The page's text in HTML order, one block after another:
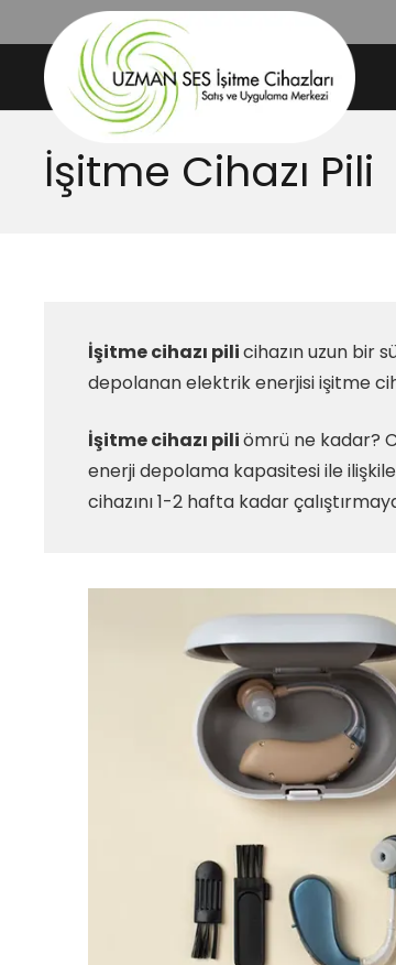
İşitme Cihazı Pili
İşitme cihazı pilicihazın uzun bir
depolanan elektrik enerjisi işitme
İşitme cihazı piliömrü ne kadar?
enerji depolama kapasitesi ile
cihazını 1-2 hafta kadar